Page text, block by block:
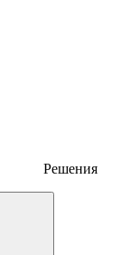
Решения